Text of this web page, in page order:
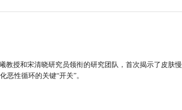
教授和宋清晓研究员领衔的研究团队，首次揭示了皮肤
恶性循环的关键“开关”。